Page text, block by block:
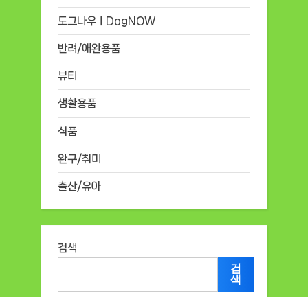
도그나우ㅣDogNOW
반려/애완용품
뷰티
생활용품
식품
완구/취미
출산/유아
검색
검
색